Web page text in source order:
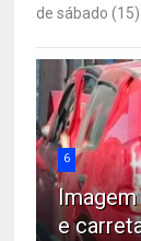
de sábado (15)
6
e